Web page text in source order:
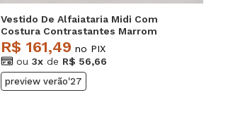
Vestido De Alfaiataria Midi Com
Costura Contrastantes Marrom
Salvatore
R$ 161,49 no PIX
ou 3x de R$ 56,66
preview verão'27